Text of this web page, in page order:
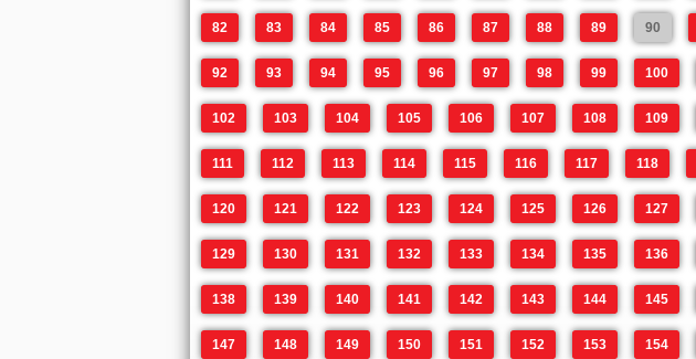
82 83 84 85 86 87 88 89 90
92 93 94 95 96 97 98 99 100
102 103 104 105 106 107 108 109
111 112 113 114 115 116 117 118
120 121 122 123 124 125 126 127
129 130 131 132 133 134 135 136
138 139 140 141 142 143 144 145
147 148 149 150 151 152 153 154